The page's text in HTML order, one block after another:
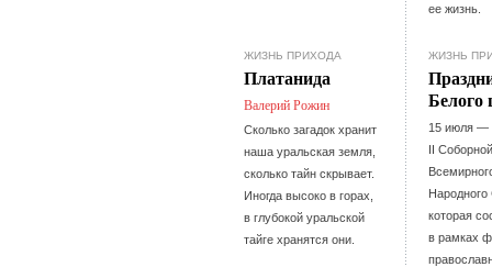
ее жизнь.
ЖИЗНЬ ПРИХОДА
Платанида
Валерий Рожин
Сколько загадок хранит
наша уральская земля,
сколько тайн скрывает.
Иногда высоко в горах,
в глубокой уральской
тайге хранятся они.
ЖИЗНЬ
Белого
15 июля —
II
которая
в рамках